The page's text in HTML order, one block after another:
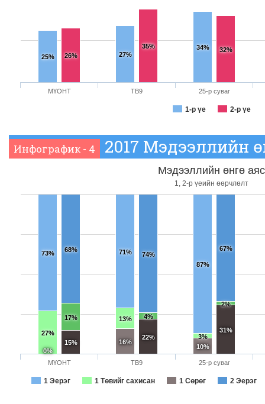
25% 27%
34%
26%
35% 32%
1-р үе 2-р үе
МҮОНТ ТВ9 25-р суваг
Инфографик - 4 2017 Мэдээллийн
Мэдээллийн өнгө аяс
1, 2-р үеийн өөрчлөлт
73%
71%
87%
27%
13%
3%
0%
16%
10%
68%
74%
67%
17% 4%
2%
15%
22%
31%
1 Эерэг 1 Төвийг сахисан 1 Сөрөг 2 Эерэг
МҮОНТ ТВ9 25-р суваг